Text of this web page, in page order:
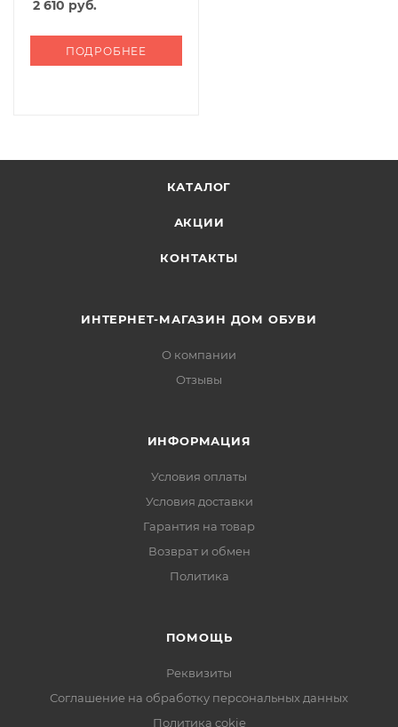
2 610 руб.
ПОДРОБНЕЕ
КАТАЛОГ
АКЦИИ
КОНТАКТЫ
ИНТЕРНЕТ-МАГАЗИН ДОМ ОБУВИ
О компании
Отзывы
ИНФОРМАЦИЯ
Условия оплаты
Условия доставки
Гарантия на товар
Возврат и обмен
Политика
ПОМОЩЬ
Реквизиты
Соглашение на обработку персональных данных
Политика cokie